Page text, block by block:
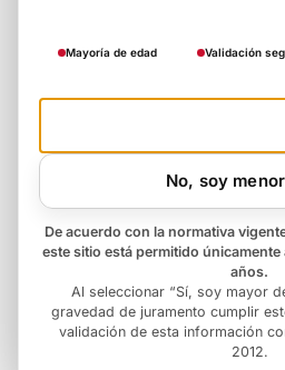
Mayoría de edad Validación
No, soy
De acuerdo con la normativa
este sitio está permitido únicamente
años.
Al seleccionar “Sí, soy mayor
gravedad de juramento cumplir
validación de esta información
2012.